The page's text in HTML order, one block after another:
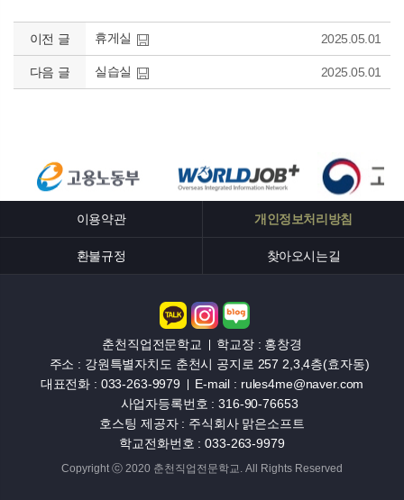
이전 글 휴게실 2025.05.01
다음 글 실습실 2025.05.01
이용약관 개인정보처리방침
환불규정 찾아오시는길
춘천직업전문학교
학교장 : 홍창경
주소 : 강원특별자치도 춘천시 공지로 257 2,3,4층(효자동)
대표전화 : 033-263-9979
E-mail : rules4me@naver.com
사업자등록번호 : 316-90-76653
호스팅 제공자 : 주식회사 맑은소프트
학교전화번호 : 033-263-9979
Copyright ⓒ 2020 춘천직업전문학교. All Rights Reserved